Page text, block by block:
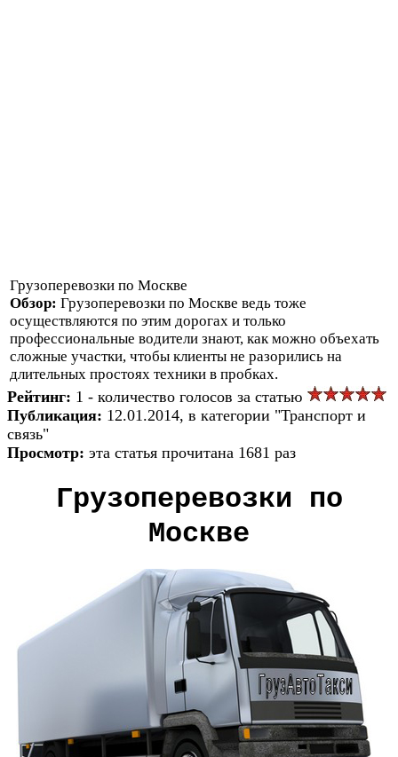
Грузоперевозки по Москве
Обзор: Грузоперевозки по Москве ведь тоже
осуществляются по этим дорогах и только
профессиональные водители знают, как можно объехать
сложные участки, чтобы клиенты не разорились на
длительных простоях техники в пробках.
Рейтинг: 1 - количество голосов за статью
Публикация: 12.01.2014, в категории "Транспорт и
связь"
Просмотр: эта статья прочитана 1681 раз
Грузоперевозки по
Москве